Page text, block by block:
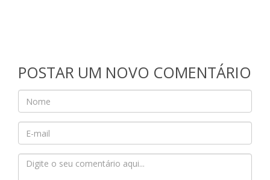
POSTAR UM NOVO COMENTÁRIO